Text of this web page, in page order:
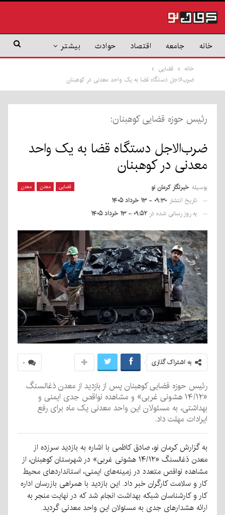
خانه جامعه اقتصاد حوادث بیشتر
خانه
قضایی
ضرب‌الاجل دستگاه قضا به یک واحد معدنی در کوهبنان
رئیس حوزه قضایی کوهبنان:
ضرب‌الاجل دستگاه قضا به یک واحد
معدنی در کوهبنان
قضایی معدن معدن بوسیله خبرنگار کرمان نو
تاریخ انتشار ۰۹:۳۰ - ۱۳ خرداد ۱۴۰۵
به روز رسانی شده در ۰۹:۵۲ - ۱۳ خرداد ۱۴۰۵
۰ به اشتراک گذاری
رئیس حوزه قضایی کوهبنان پس از بازدید از معدن ذغالسنگ
«۱۴/۱۲ هشونی غربی» و مشاهده نواقص جدی ایمنی و
بهداشتی، به مسئولان این واحد معدنی یک ماه برای رفع
ایرادات مهلت داد.
به گزارش کرمان نو، صادق کاظمی با اشاره به بازدید سرزده از
معدن ذغالسنگ «۱۴/۱۲ هشونی غربی» در شهرستان کوهبنان، از
مشاهده نواقص متعدد در زمینه‌های ایمنی، استانداردهای محیط
کار و سلامت کارگران خبر داد. این بازدید با همراهی بازرسان اداره
کار و کارشناسان شبکه بهداشت انجام شد که در نهایت منجر به
ارائه هشدارهای جدی به مسئولان این واحد معدنی گردید.